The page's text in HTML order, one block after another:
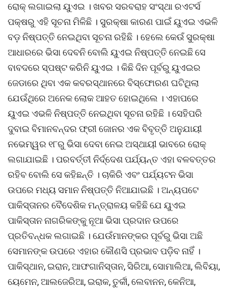
ରୋକ୍ ଲଗାଇଲା ୟୁଏଇ । ଖବର ସରବରାହ ସଂସ୍ଥା ରଏଟର୍ସ
ପକ୍ଷରୁ ଏହି ସୂଚନା ମିଳିଛି । ସୁରକ୍ଷା କାରଣ ପାଇଁ ୟୁଏଇ ଏଭଳି
ବଡ଼ ନିଷ୍ପତ୍ତି ନେଇଥିବା ସୂଚନା ରହିଛି । ହେଲେ କେଉଁ ସୁରକ୍ଷା
ଆଧାରରେ ଭିସା ଦେବନି ବୋଲି ୟୁଏଇ ନିଷ୍ପତ୍ତି ନେଇଛି ସେ
ବାବଦରେ ସ୍ପଷ୍ଟ କରିନି ୟୁଏଇ । କିଛି ଦିନ ପୂର୍ବରୁ ୟୁଏଇର
ଜେଡାରେ ଥିବା ଏକ କବରସ୍ଥାନରେ ବିସ୍ଫୋରଣ ଘଟିଥିଲା
ଯେଉଁଥିରେ ଅନେକ ଲୋକ ଆହତ ହୋଇଥିଲେ । ଏହାପରେ
ୟୁଏଇ ଏଭଳି ନିଷ୍ପତ୍ତି ନେଇଥିବା ସୂଚନା ରହିଛି । ସେହିପରି
ଦୁବାଇ ବିମାନବନ୍ଦର ଫ୍ରୀ ଜୋନର ଏକ ବିବୃତ୍ତି ଅନୁଯାୟୀ
ନଭେମ୍ୱର ୧୮ରୁ ଭିସା ଦେବା ନେଇ ଅସ୍ଥାୟୀ ଭାବରେ ରୋକ୍
ଲଗାଯାଇଛି । ପରବର୍ତ୍ତୀ ନିର୍ଦ୍ଦେଶ ପର୍ଯ୍ୟନ୍ତ ଏହା ବଳବତ୍ତର
ରହିବ ବୋଲି ସେ କହିଛନ୍ତି । ଚାକିରି ଏବଂ ପର୍ଯ୍ୟଟନ ଭିସା
ଉପରେ ମଧ୍ୟ ସମାନ ନିଷ୍ପତ୍ତି ନିଆଯାଇଛି । ଅନ୍ୟପଟେ
ପାକିସ୍ତାନର ବୈଦେଶିକ ମନ୍ତ୍ରାଳୟ କହିଛି ଯେ ୟୁଏଇ
ପାକିସ୍ତାନ ନାଗରିକଙ୍କୁ ନୂଆ ଭିସା ପ୍ରଦାନ ଉପରେ
ପ୍ରତିବନ୍ଧକ ଲଗାଇଛି । ଯେଉଁମାନଙ୍କର ପୂର୍ବରୁ ଭିସା ଅଛି
ସେମାନଙ୍କ ଉପରେ ଏହାର କୌଣସି ପ୍ରଭାବ ପଡ଼ିବ ନାହିଁ ।
ପାକିସ୍ଥାନ, ଇରାନ, ଆଫଗାନିସ୍ତାନ, ସିରିଆ, ସୋମାଲିଆ, ଲିବିୟା,
ୟେମେନ, ଆଲଜେରିଆ, ଇରାକ, ତୁର୍କୀ, ଲେବାନନ, କେନିଆ,